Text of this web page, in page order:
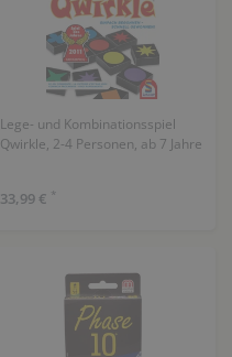
Lege- und Kombinationsspiel
Qwirkle, 2-4 Personen, ab 7 Jahre
33,99 € *